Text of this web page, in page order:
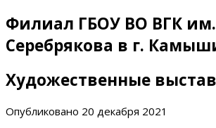
Филиал ГБОУ ВО ВГК
Серебрякова в г.
Художественные
Опубликовано 20 декабря 2021